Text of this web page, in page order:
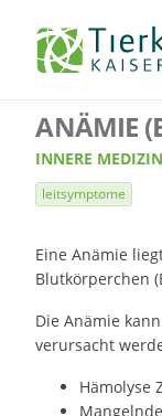
KLINIK
CHIRURGIE
AUGENHEILKUNDE
KARDIOLOGIE
BILDGEBUNG
INNERE MEDIZIN
WEITERE
AKTUELLES
KARRIERE
VERANSTALTUNGEN
PUBLIKATIONEN
DOWNLOADS
LEXIKON
KONTAKT
ANÄMIE
INNERE MEDIZIN
leitsymptome
Eine Anämie
Blutkörperchen
Die Anämie
verursacht
Hämolyse